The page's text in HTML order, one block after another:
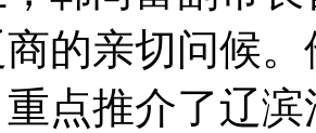
的亲切问候
点推介了辽